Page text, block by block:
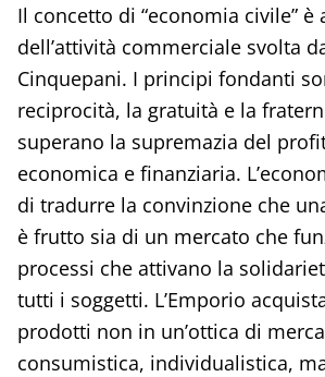
Il concetto di “economia civile” è
dell’attività commerciale svolta
Cinquepani. I principi fondanti
reciprocità, la gratuità e la
superano la supremazia del
economica e finanziaria.
di tradurre la convinzione che
è frutto sia di un mercato che
processi che attivano la
tutti i soggetti. L’Emporio
prodotti non in un’ottica di
consumistica, individualistica,